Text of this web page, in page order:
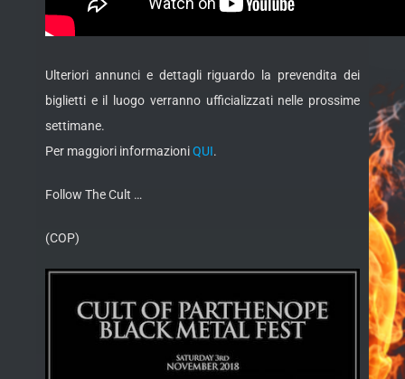
Ulteriori annunci e dettagli riguardo la prevendita dei
biglietti e il luogo verranno ufficializzati nelle prossime
settimane.
Per maggiori informazioniQUI.
Follow The Cult …
(COP)